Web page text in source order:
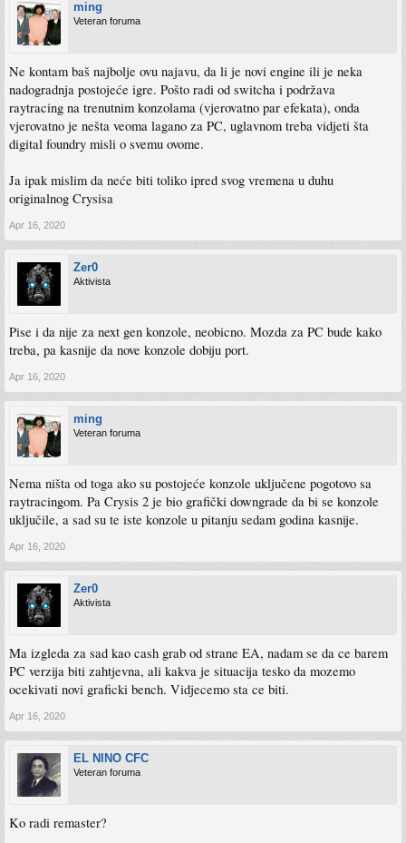
ming
Veteran foruma
Ne kontam baš najbolje ovu najavu, da li je novi engine ili je neka
nadogradnja postojeće igre. Pošto radi od switcha i podržava
raytracing na trenutnim konzolama (vjerovatno par efekata), onda
vjerovatno je nešta veoma lagano za PC, uglavnom treba vidjeti šta
digital foundry misli o svemu ovome.
Ja ipak mislim da neće biti toliko ipred svog vremena u duhu
originalnog Crysisa
Apr 16, 2020
Zer0
Aktivista
Pise i da nije za next gen konzole, neobicno. Mozda za PC bude kako
treba, pa kasnije da nove konzole dobiju port.
Apr 16, 2020
ming
Veteran foruma
Nema ništa od toga ako su postojeće konzole uključene pogotovo sa
raytracingom. Pa Crysis 2 je bio grafički downgrade da bi se konzole
uključile, a sad su te iste konzole u pitanju sedam godina kasnije.
Apr 16, 2020
Zer0
Aktivista
Ma izgleda za sad kao cash grab od strane EA, nadam se da ce barem
PC verzija biti zahtjevna, ali kakva je situacija tesko da mozemo
ocekivati novi graficki bench. Vidjecemo sta ce biti.
Apr 16, 2020
EL NINO CFC
Veteran foruma
Ko radi remaster?